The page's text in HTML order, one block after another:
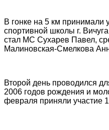
В гонке на 5 км принимали
спортивной школы г.
стал МС Сухарев Павел,
Малиновская-Смелкова
Второй день проводился
2006 годов рождения и
февраля приняли участие